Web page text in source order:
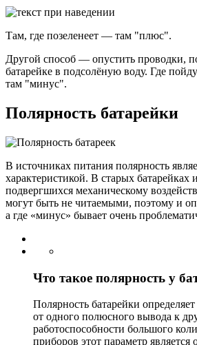
Там, где позеленеет — там "плюс".
Другой способ — опустить проводки,
батарейке в подсолёную воду. Где
там "минус".
Полярность батарейки
В источниках питания полярность
характеристикой. В старых батарейках
подвергшихся механическому
могут быть не читаемыми, поэтому и
а где «минус» бывает очень
Что такое полярность у
Полярность батарейки
от одного полюсного вывода к
работоспособности большого
приборов этот параметр